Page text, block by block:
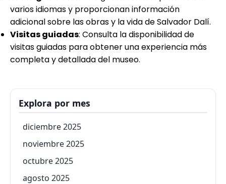
varios idiomas y proporcionan información
adicional sobre las obras y la vida de Salvador Dalí.
Visitas guiadas: Consulta la disponibilidad de
visitas guiadas para obtener una experiencia más
completa y detallada del museo.
Explora por mes
diciembre 2025
noviembre 2025
octubre 2025
agosto 2025